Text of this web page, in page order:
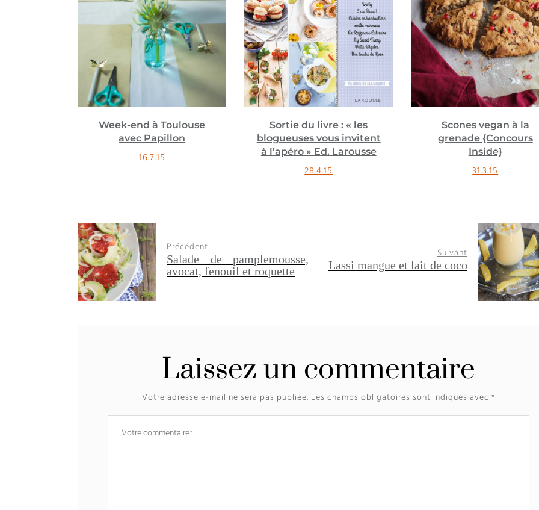
Week-end à Toulouse
avec Papillon
16.7.15
Sortie du livre : « les
blogueuses vous invitent
à l’apéro » Ed. Larousse
28.4.15
Scones vegan à la
grenade {Concours
Inside}
31.3.15
Précédent
Salade de pamplemousse,
avocat, fenouil et roquette
Suivant
Lassi mangue et lait de coco
Laissez un commentaire
Votre adresse e-mail ne sera pas publiée. Les champs obligatoires sont indiqués avec *